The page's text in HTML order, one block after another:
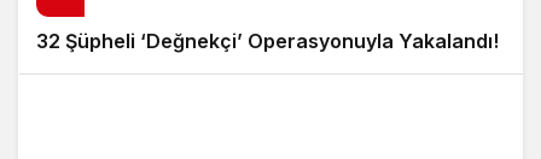
32 Şüpheli ‘Değnekçi’ Operasyonuyla Yakalandı!